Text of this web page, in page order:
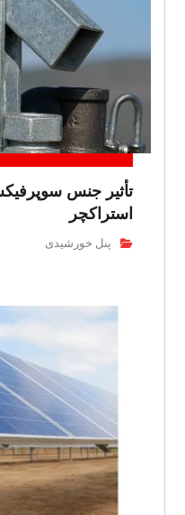
تأثیر جنس
استراکچر
پنل خورشیدی